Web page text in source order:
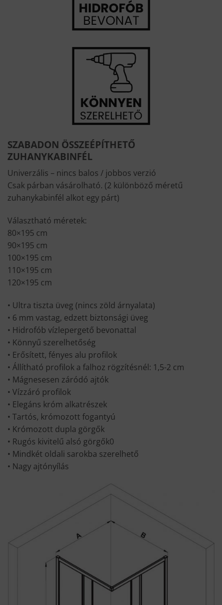
SZABADON ÖSSZEÉPÍTHETŐ
ZUHANYKABINFÉL
Univerzális – nincs balos / jobbos verzió
Csak párban vásárolható. (2 különböző méretű
zuhanykabinfél alkot egy párt)
Választható méretek:
80×195 cm
90×195 cm
100×195 cm
110×195 cm
120×195 cm
• Ultra tiszta üveg (nincs zöld árnyalata)
• 6 mm vastag, edzett biztonsági üveg
• Hidrofób vízlepergető bevonattal
• Könnyű szerelhetőség
• Erősített, fényes alu profilok
• Állítható profilok a falhoz rögzítésnél: 1,5-2 cm
• Mágnesesen záródó ajtók
• Vízzáró profilok
• Elegáns króm alkatrészek
• Tartós, krómozott fogantyú
• Krómozott dupla görgők
• Rugós kivitelű alsó görgők0
• Mindkét oldali sarokba szerelhető
• Nagy ajtónyílás